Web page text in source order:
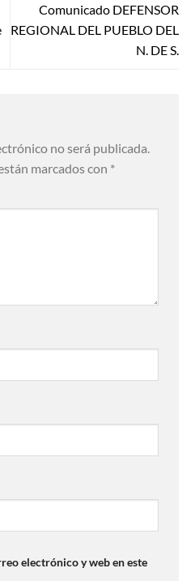
Comunicado DEFENSOR
REGIONAL DEL PUEBLO DEL
N. DE S.
no será publicada.
marcados con *
electrónico y web en este